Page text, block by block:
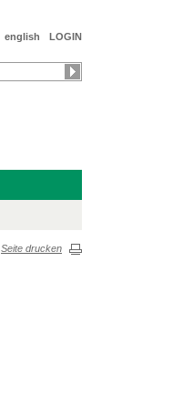
LOGIN
english
Seite drucken